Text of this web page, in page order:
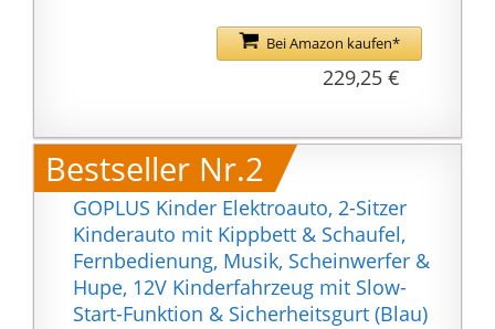
handhaben. Einfach
fantastische
Reppy stiehlt dein Kind
überall in der
Nachbarschaft die
Show. Allein schon der
niedrige Schalensitz
und das auffallende
Sportlenkrad sind echte
Bei Amazon kaufen*
229,25 €
Bestseller Nr.2
GOPLUS Kinder Elektroauto, 2-Sitzer
Kinderauto mit Kippbett & Schaufel,
Fernbedienung, Musik, Scheinwerfer &
Hupe, 12V Kinderfahrzeug mit Slow-
Start-Funktion & Sicherheitsgurt (Blau)